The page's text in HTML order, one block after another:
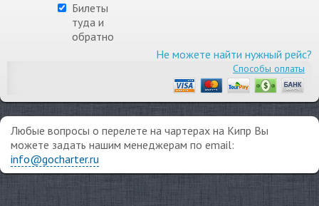
Билеты
туда и
обратно
Не можете найти нужный рейс?
Способы оплаты
Любые вопросы о перелете на чартерах на Кипр Вы
можете задать нашим менеджерам по email:
info@gocharter.ru